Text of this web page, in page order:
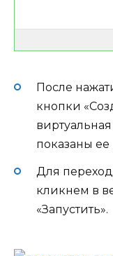
После
кнопки
показаны
Для
кликнем в
«Запустить».